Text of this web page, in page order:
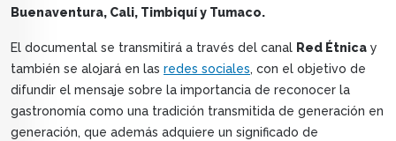
Buenaventura, Cali, Timbiquí y Tumaco.
El documental se transmitirá a través del canal Red Étnica y
también se alojará en las redes sociales, con el objetivo de
difundir el mensaje sobre la importancia de reconocer la
gastronomía como una tradición transmitida de generación en
generación, que además adquiere un significado de